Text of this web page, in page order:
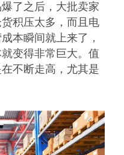
了之后，大批卖家
积压太多，而且电
本瞬间就上来了，
就变得非常巨大。值
在不断走高，尤其是